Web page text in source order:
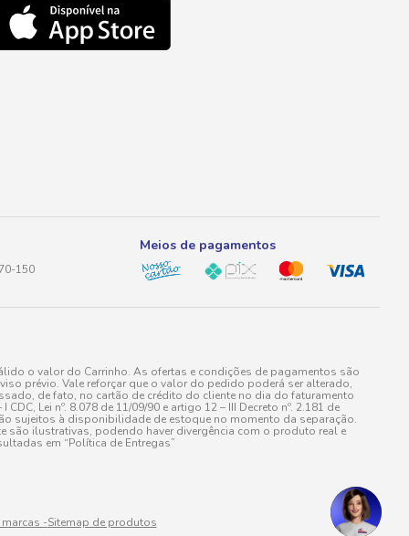
150
Meios de pagamentos
o valor do Carrinho. As ofertas e condições de pagamentos são
prévio. Vale reforçar que o valor do pedido poderá ser alterado,
de fato, no cartão de crédito do cliente no dia do faturamento
Lei nº. 8.078 de 11/09/90 e artigo 12 – III Decreto nº. 2.181 de
sujeitos à disponibilidade de estoque no momento da separação.
ilustrativas, podendo haver divergência com o produto real e
em “Política de Entregas”
-Sitemap de produtos